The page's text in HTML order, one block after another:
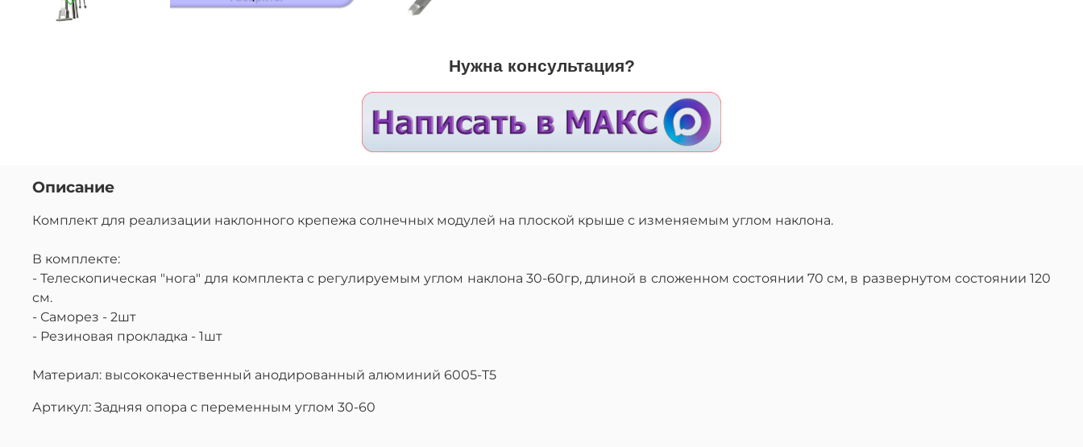
Нужна консультация?
Описание
Комплект для реализации наклонного крепежа солнечных модулей на плоской крыше с изменяемым углом наклона.
В комплекте:
- Телескопическая "нога" для комплекта с регулируемым углом наклона 30-60гр, длиной в сложенном состоянии 70 см, в развернутом состоянии 120
см.
- Саморез - 2шт
- Резиновая прокладка - 1шт
Материал: высококачественный анодированный алюминий 6005-T5
Артикул: Задняя опора с переменным углом 30-60